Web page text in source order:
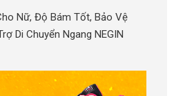
Nữ, Độ Bám Tốt, Bảo Vệ
Di Chuyển Ngang NEGIN